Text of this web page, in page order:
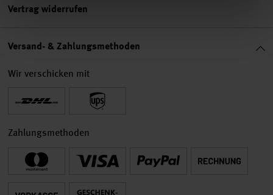
Vertrag widerrufen
Versand- & Zahlungsmethoden
Wir verschicken mit
Zahlungsmethoden